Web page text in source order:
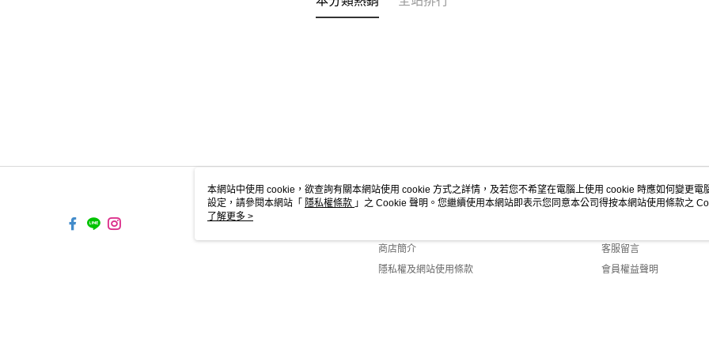
關於我們
商店簡介
隱私權及網站使用條款
客服資訊
客服留言
會員權益聲明
本網站中使用 cookie，欲查詢有關本網站使用 cookie 方式之詳情，及若您不希望在電腦上使用 cookie 時應如何變更電
設定，請參閱本網站「 隱私權條款 」之 Cookie 聲明。您繼續使用本網站即表示您同意本公司得按本網站使用條款之
使用 cookie。
了解更多 >